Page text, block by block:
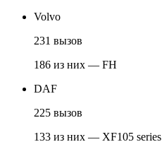
Volvo
231 вызов
186 из них — FH
DAF
225 вызов
133 из них — XF105 series